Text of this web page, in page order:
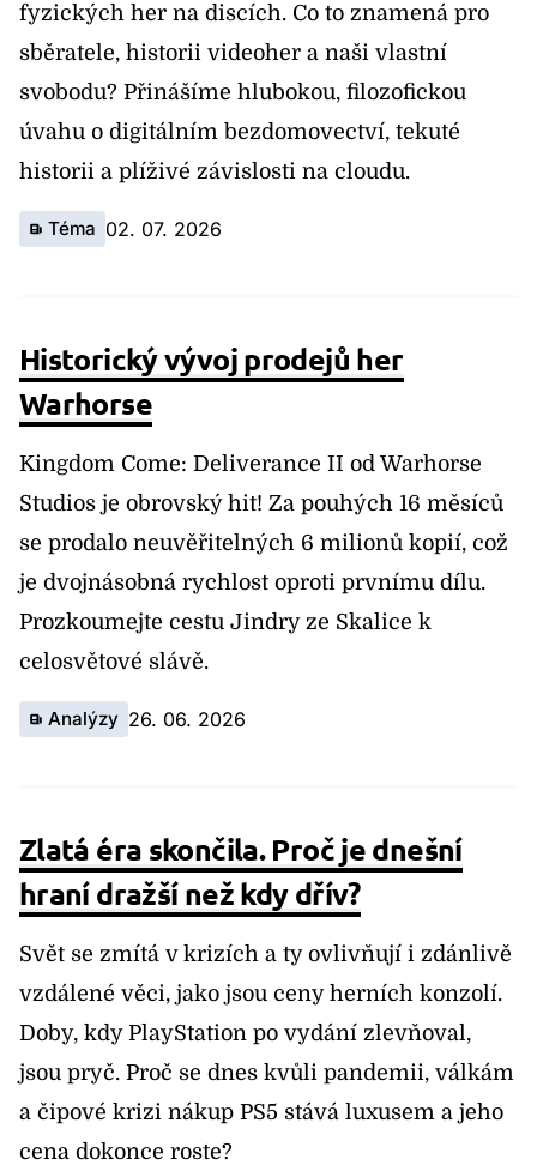
fyzických her na discích. Co to znamená pro
sběratele, historii videoher a naši vlastní
svobodu? Přinášíme hlubokou, filozofickou
úvahu o digitálním bezdomovectví, tekuté
historii a plíživé závislosti na cloudu.
Téma 02. 07. 2026
Historický vývoj prodejů her
Warhorse
Kingdom Come: Deliverance II od Warhorse
Studios je obrovský hit! Za pouhých 16 měsíců
se prodalo neuvěřitelných 6 milionů kopií, což
je dvojnásobná rychlost oproti prvnímu dílu.
Prozkoumejte cestu Jindry ze Skalice k
celosvětové slávě.
Analýzy 26. 06. 2026
Zlatá éra skončila. Proč je dnešní
hraní dražší než kdy dřív?
Svět se zmítá v krizích a ty ovlivňují i zdánlivě
vzdálené věci, jako jsou ceny herních konzolí.
Doby, kdy PlayStation po vydání zlevňoval,
jsou pryč. Proč se dnes kvůli pandemii, válkám
a čipové krizi nákup PS5 stává luxusem a jeho
cena dokonce roste?